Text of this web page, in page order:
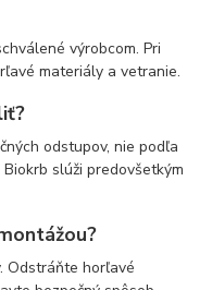
výrobcom. Pri
materiály a vetranie.
odstupov, nie podľa
slúži predovšetkým
Odstráňte horľavé